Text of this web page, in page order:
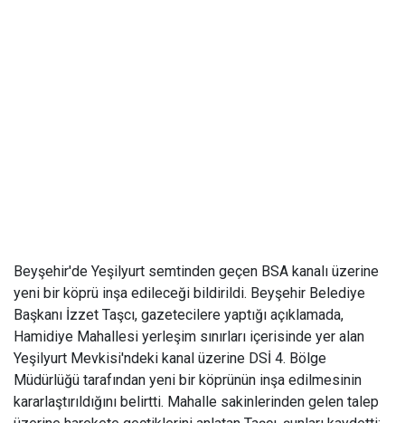
Beyşehir'de Yeşilyurt semtinden geçen BSA kanalı üzerine
yeni bir köprü inşa edileceği bildirildi. Beyşehir Belediye
Başkanı İzzet Taşcı, gazetecilere yaptığı açıklamada,
Hamidiye Mahallesi yerleşim sınırları içerisinde yer alan
Yeşilyurt Mevkisi'ndeki kanal üzerine DSİ 4. Bölge
Müdürlüğü tarafından yeni bir köprünün inşa edilmesinin
kararlaştırıldığını belirtti. Mahalle sakinlerinden gelen talep